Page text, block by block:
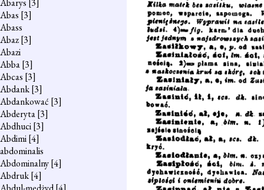
Abarys [3]
Abas [3]
Abass
Abaz[3]
Abazi
Abba[3]
Abcas [3]
Abdank[3]
Abdankować [3]
Abderyta[3]
Abdhuci[3]
Abdimi[4]
abdominalis
Abdominalny[4]
Abdruk[4]